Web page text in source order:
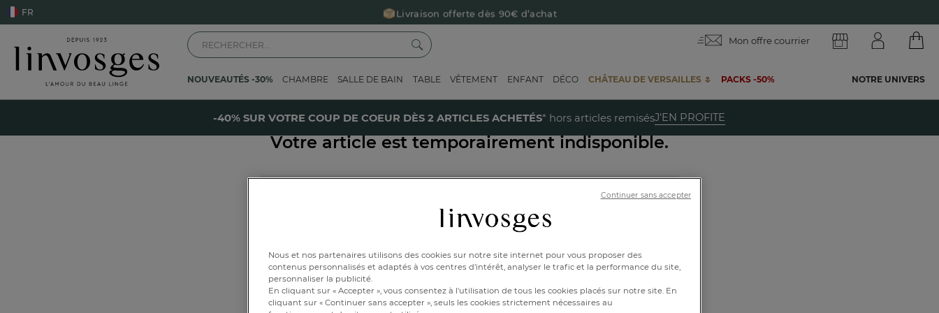
Livraison offerte dès 90€ d’achat
Retour offert avec Colissimo* !
Payez en 3x ou 4x sans frais avec Alma
Le parrainage Linvosges : offrez 15€, recevez 15€ ! Je découvre
-40% sur votre coup de coeur dès 2 articles achetés !
FR
Mon offre courrier
NOUVEAUTÉS -30% CHAMBRE SALLE DE BAIN TABLE VÊTEMENT ENFANT DÉCO CHÂTEAU DE VERSAILLES 🌷 PACKS -50% NOTRE UNIVERS
-40% SUR VOTRE COUP DE COEUR DÈS 2 ARTICLES ACHETÉS* hors articles remisésJ'EN PROFITE
Votre article est temporairement indisponible.
Pour rechercher un produit,
Nous et nos partenaires utilisons des cookies sur notre site internet pour vous proposer des
contenus personnalisés et adaptés à vos centres d’intérêt, analyser le trafic et la performance du site,
personnaliser la publicité.
En cliquant sur « Accepter », vous consentez à l'utilisation de tous les cookies placés sur notre site. En
cliquant sur « Continuer sans accepter », seuls les cookies strictement nécessaires au
Continuer sans accepter